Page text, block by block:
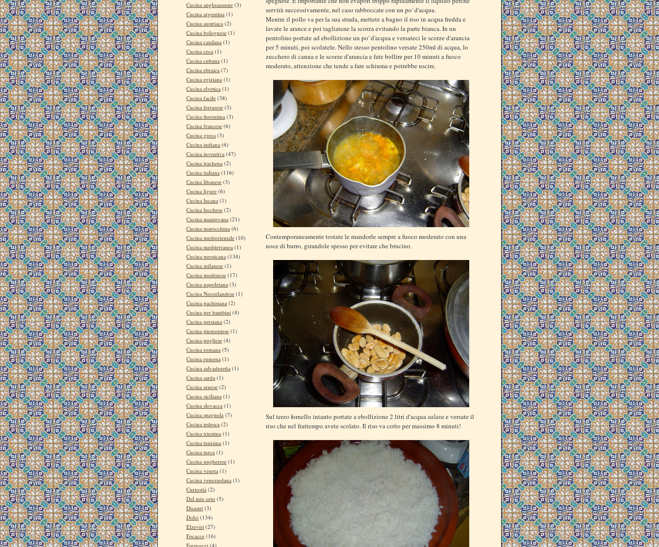
Cucina anglosassone (3)
Cucina argentina (1)
Cucina austriaca (2)
Cucina bolognese (1)
Cucina catalana (1)
Cucina ceca (1)
Cucina cubana (1)
Cucina ebraica (7)
Cucina egiziana (1)
Cucina elvetica (1)
Cucina facile (38)
Cucina ferrarese (3)
Cucina fiorentina (3)
Cucina francese (6)
Cucina greca (3)
Cucina indiana (6)
Cucina inventiva (47)
Cucina irachena (2)
Cucina italiana (116)
Cucina libanese (3)
Cucina ligure (6)
Cucina lucana (1)
Cucina lucchese (2)
Cucina mantovana (21)
Cucina marocchina (6)
Cucina mediorientale (10)
Cucina mediterranea (1)
Cucina messicana (134)
Cucina milanese (1)
Cucina modenese (17)
Cucina napoletana (3)
Cucina Neozelandese (1)
Cucina pachistana (2)
Cucina per bambini (4)
Cucina persiana (2)
Cucina piemontese (1)
Cucina pugliese (4)
Cucina romana (5)
Cucina rumena (1)
Cucina salvadoreña (1)
Cucina sarda (1)
Cucina senese (2)
Cucina siciliana (1)
Cucina slovacca (1)
Cucina spagnola (7)
Cucina tedesca (2)
Cucina triestina (1)
Cucina tunisina (1)
Cucina turca (1)
Cucina ungherese (1)
Cucina veneta (1)
Cucina venezuelana (1)
Curiosità (2)
Dal mio orto (5)
Disastri (3)
Dolci (134)
Elzeviri (27)
Focacce (16)
Formaggi (4)
servirà successivamente, nel caso rabboccate con un po' d'acqua.
Mentre il pollo va per la sua strada, mettete a bagno il riso in acqua fredda e
lavate le arance e poi tagliatene la scorza evitando la parte bianca. In un
pentolino portate ad ebollizione un po' d'acqua e versateci le scorze d'arancia
per 5 minuti, poi scolatele. Nello stesso pentolino versate 250ml di acqua, lo
zucchero di canna e le scorze d'arancia e fate bollire per 10 minuti a fuoco
moderato, attenzione che tende a fare schiuma e potrebbe uscire.
Contemporaneamente tostate le mandorle sempre a fuoco moderato con una
noce di burro, girandole spesso per evitare che brucino.
Sul terzo fornello intanto portate a ebollizione 2 litri d'acquasalata e versate il
riso che nel frattempo avete scolato. Il riso va cotto per massimo 8 minuti!